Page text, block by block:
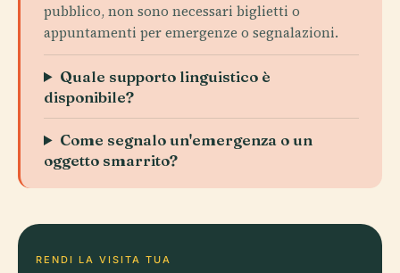
pubblico, non sono necessari biglietti o
appuntamenti per emergenze o segnalazioni.
Quale supporto linguistico è
disponibile?
Come segnalo un'emergenza o un
oggetto smarrito?
RENDI LA VISITA TUA